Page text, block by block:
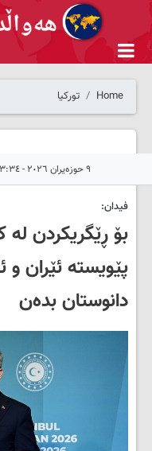
Home تورکیا
٩ حوزەیران ٢٠٢٦ - ١٣:٣٤
فیدان:
بۆ ڕێگریکردن لە
پێویستە ئێران و
دانوستان بدەن